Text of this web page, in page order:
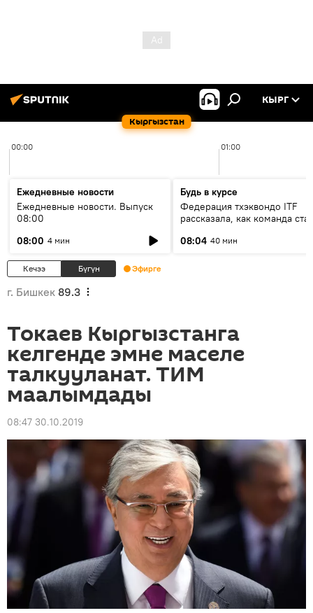
Кыргызстан
КЫРГ
00:00 01:00
Ежедневные новости
Ежедневные новости. Выпуск
08:00
08:00 4 мин
Будь в курсе
Федерация тхэквондо ITF
рассказала, как команда
08:04 40 мин
Кечээ Бүгүн Эфирге
г. Бишкек 89.3
Токаев Кыргызстанга
келгенде эмне маселе
талкууланат. ТИМ
маалымдады
08:47 30.10.2019